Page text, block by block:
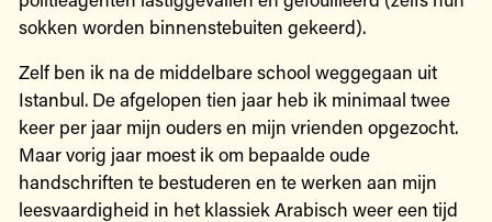
sokken worden binnenstebuiten gekeerd).
Zelf ben ik na de middelbare school weggegaan uit
Istanbul. De afgelopen tien jaar heb ik minimaal twee
keer per jaar mijn ouders en mijn vrienden opgezocht.
Maar vorig jaar moest ik om bepaalde oude
handschriften te bestuderen en te werken aan mijn
leesvaardigheid in het klassiek Arabisch weer een tijd